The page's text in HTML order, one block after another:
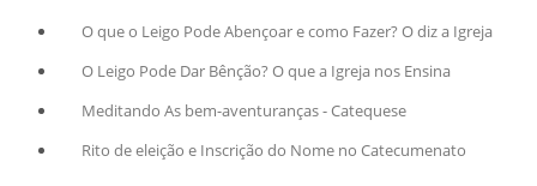
O que o Leigo Pode Abençoar e como Fazer? O diz a Igreja
O Leigo Pode Dar Bênção? O que a Igreja nos Ensina
Meditando As bem-aventuranças - Catequese
Rito de eleição e Inscrição do Nome no Catecumenato